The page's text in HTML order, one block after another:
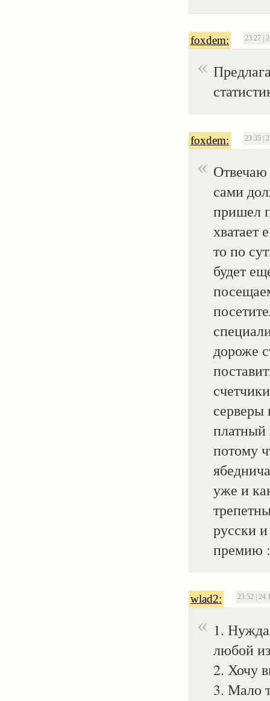
foxdem: 23:27 |
foxdem: 23:35 |
сами
пришел
хватает
то по
будет
дороже
платный
потому
уже и
русски
премию
wlad2: 23:52 |
1.
любой
2. Хочу
3. Мало